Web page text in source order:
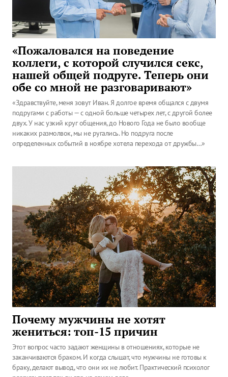
«Пожаловался на поведение
коллеги, с которой случился секс,
нашей общей подруге. Теперь они
обе со мной не разговаривают»
«Здравствуйте, меня зовут Иван. Я долгое время общался с двумя
подругами с работы — с одной больше четырех лет, с другой более
двух. У нас узкий круг общения, до Нового Года не было вообще
никаких размолвок, мы не ругались. Но подруга после
определенных событий в ноябре хотела перехода от дружбы…»
Почему мужчины не хотят
жениться: топ-15 причин
Этот вопрос часто задают женщины в отношениях, которые не
заканчиваются браком. И когда слышат, что мужчины не готовы к
браку, делают вывод, что они их не любит. Практический психолог